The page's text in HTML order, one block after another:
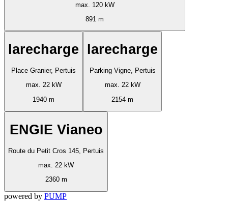
max. 120 kW
891 m
larecharge
Place Granier, Pertuis
max. 22 kW
1940 m
larecharge
Parking Vigne, Pertuis
max. 22 kW
2154 m
ENGIE Vianeo
Route du Petit Cros 145, Pertuis
max. 22 kW
2360 m
powered by PUMP